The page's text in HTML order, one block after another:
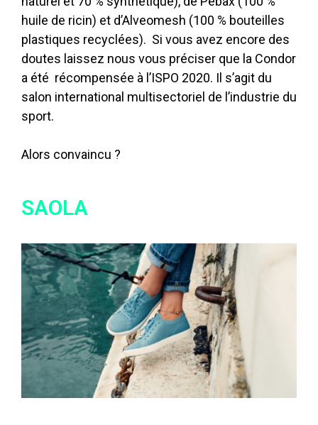
huile de ricin) et d’Alveomesh (100 % bouteilles
plastiques recyclées). Si vous avez encore des
doutes laissez nous vous préciser que la Condor
a été récompensée à l’ISPO 2020. Il s’agit du
salon international multisectoriel de l’industrie du
sport.
Alors convaincu ?
SAOLA